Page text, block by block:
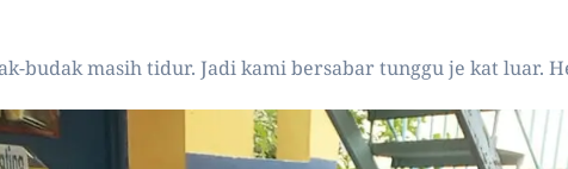
budak masih tidur. Jadi kami bersabar tunggu je kat luar.